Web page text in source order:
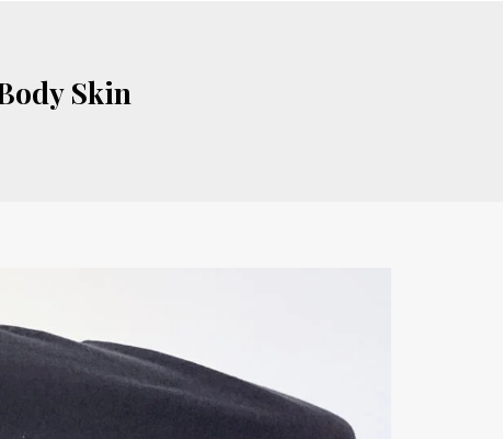
Skin